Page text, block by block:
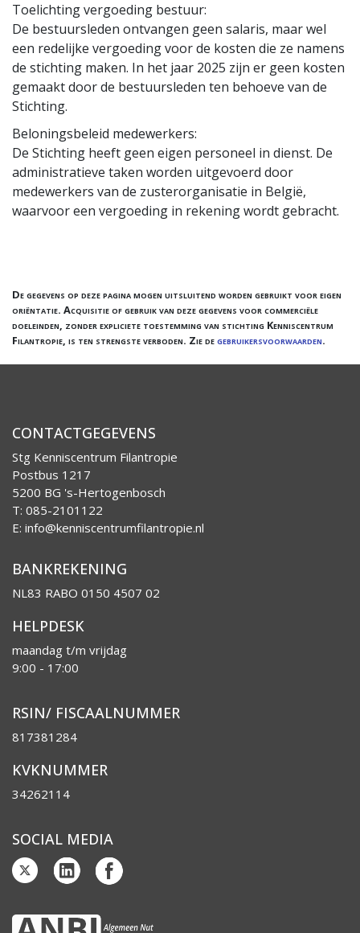
Toelichting vergoeding bestuur:
De bestuursleden ontvangen geen salaris, maar wel
een redelijke vergoeding voor de kosten die ze namens
de stichting maken. In het jaar 2025 zijn er geen kosten
gemaakt door de bestuursleden ten behoeve van de
Stichting.
Beloningsbeleid medewerkers:
De Stichting heeft geen eigen personeel in dienst. De
administratieve taken worden uitgevoerd door
medewerkers van de zusterorganisatie in België,
waarvoor een vergoeding in rekening wordt gebracht.
De gegevens op deze pagina mogen uitsluitend worden gebruikt voor eigen
oriëntatie. Acquisitie of gebruik van deze gegevens voor commerciële
doeleinden, zonder expliciete toestemming van stichting Kenniscentrum
Filantropie, is ten strengste verboden. Zie degebruikersvoorwaarden.
CONTACTGEGEVENS
Stg Kenniscentrum Filantropie
Postbus 1217
5200 BG 's-Hertogenbosch
T: 085-2101122
E: info@kenniscentrumfilantropie.nl
BANKREKENING
NL83 RABO 0150 4507 02
HELPDESK
maandag t/m vrijdag
9:00 - 17:00
RSIN/ FISCAALNUMMER
817381284
KVKNUMMER
34262114
SOCIAL MEDIA